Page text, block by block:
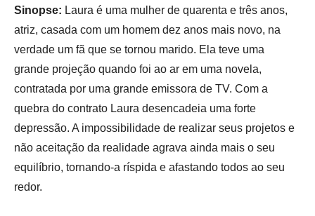
Sinopse: Laura é uma mulher de quarenta e três anos,
atriz, casada com um homem dez anos mais novo, na
verdade um fã que se tornou marido. Ela teve uma
grande projeção quando foi ao ar em uma novela,
contratada por uma grande emissora de TV. Com a
quebra do contrato Laura desencadeia uma forte
depressão. A impossibilidade de realizar seus projetos e
não aceitação da realidade agrava ainda mais o seu
equilíbrio, tornando-a ríspida e afastando todos ao seu
redor.